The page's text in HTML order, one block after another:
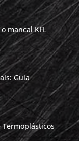
mancal KFL
Guia
Termoplásticos